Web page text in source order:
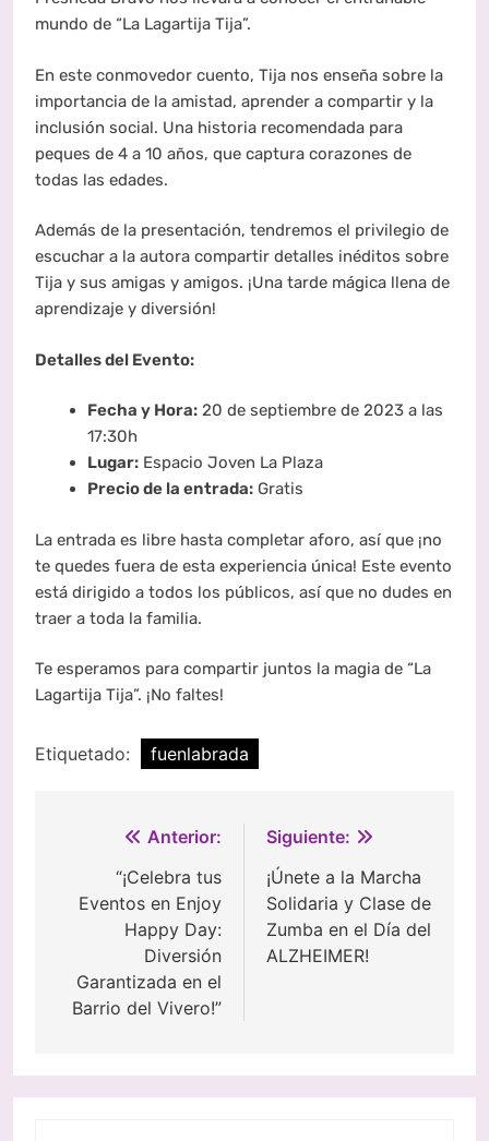
mundo de “La Lagartija Tija”.
En este conmovedor cuento, Tija nos enseña sobre la
importancia de la amistad, aprender a compartir y la
inclusión social. Una historia recomendada para
peques de 4 a 10 años, que captura corazones de
todas las edades.
Además de la presentación, tendremos el privilegio de
escuchar a la autora compartir detalles inéditos sobre
Tija y sus amigas y amigos. ¡Una tarde mágica llena de
aprendizaje y diversión!
Detalles del Evento:
Fecha y Hora:20 de septiembre de 2023 a las
17:30h
Lugar:Espacio Joven La Plaza
Precio de la entrada:Gratis
La entrada es libre hasta completar aforo, así que ¡no
te quedes fuera de esta experiencia única! Este evento
está dirigido a todos los públicos, así que no dudes en
traer a toda la familia.
Te esperamos para compartir juntos la magia de “La
Lagartija Tija”. ¡No faltes!
Etiquetado: fuenlabrada
Navegación
entradas
Anterior:
“¡Celebra tus
Eventos en Enjoy
Happy Day:
Diversión
Garantizada en el
Barrio del Vivero!”
Siguiente:
¡Únete a la Marcha
Solidaria y Clase de
Zumba en el Día del
ALZHEIMER!